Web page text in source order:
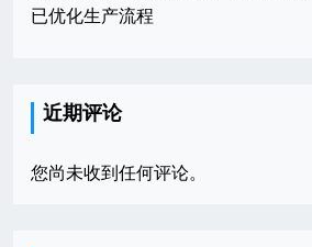
已优化生产流程
近期评论
您尚未收到任何评论。